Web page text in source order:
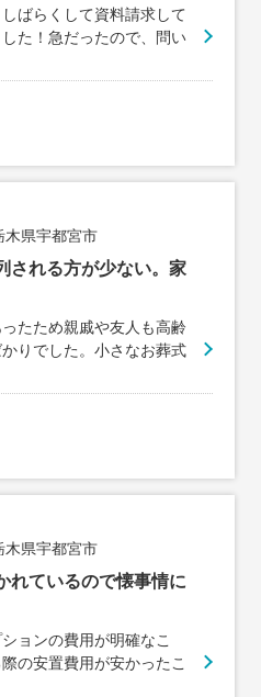
ばらくして資料請求して
た！急だったので、問い
以上 / 女性 / 栃木県宇都宮市
される方が少ない。家
たため親戚や友人も高齢
りでした。小さなお葬式
以上 / 男性 / 栃木県宇都宮市
れているので懐事情に
ョンの費用が明確なこ
の安置費用が安かったこ